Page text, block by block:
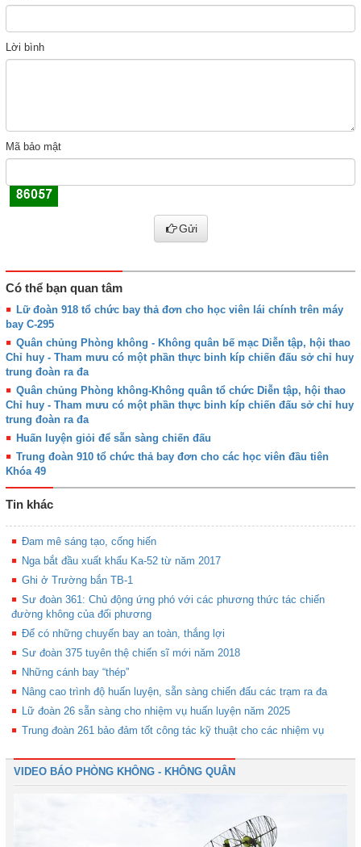
Lời bình
Mã bảo mật
Gửi
Có thể bạn quan tâm
Lữ đoàn 918 tổ chức bay thả đơn cho học viên lái chính trên máy
bay C-295
Quân chủng Phòng không - Không quân bế mạc Diễn tập, hội thao
Chỉ huy - Tham mưu có một phần thực binh kíp chiến đấu sở chỉ huy
trung đoàn ra đa
Quân chủng Phòng không-Không quân tổ chức Diễn tập, hội thao
Chỉ huy - Tham mưu có một phần thực binh kíp chiến đấu sở chỉ huy
trung đoàn ra đa
Huấn luyện giỏi để sẵn sàng chiến đấu
Trung đoàn 910 tổ chức thả bay đơn cho các học viên đầu tiên
Khóa 49
Tin khác
Đam mê sáng tạo, cống hiến
Nga bắt đầu xuất khẩu Ka-52 từ năm 2017
Ghi ở Trường bắn TB-1
Sư đoàn 361: Chủ động ứng phó với các phương thức tác chiến
đường không của đối phương
Để có những chuyến bay an toàn, thắng lợi
Sư đoàn 375 tuyên thệ chiến sĩ mới năm 2018
Những cánh bay “thép”
Nâng cao trình độ huấn luyện, sẵn sàng chiến đấu các trạm ra đa
Lữ đoàn 26 sẵn sàng cho nhiệm vụ huấn luyện năm 2025
Trung đoàn 261 bảo đảm tốt công tác kỹ thuật cho các nhiệm vụ
VIDEO BÁO PHÒNG KHÔNG - KHÔNG QUÂN